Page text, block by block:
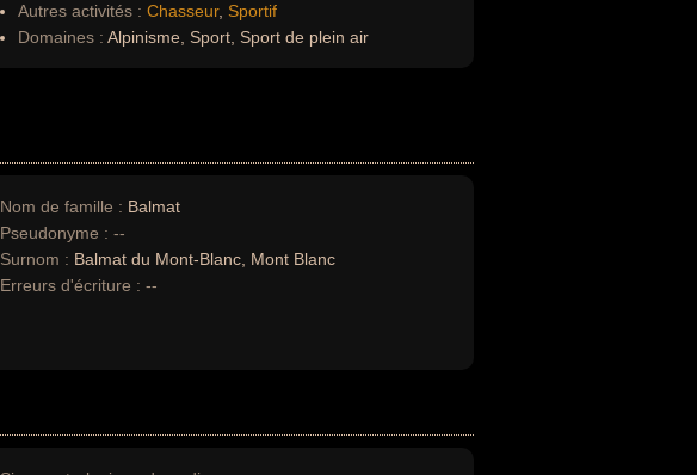
Autres activités : Chasseur, Sportif
Domaines : Alpinisme, Sport, Sport de plein air
Nom de famille : Balmat
Pseudonyme : --
Surnom : Balmat du Mont-Blanc, Mont Blanc
Erreurs d'écriture : --